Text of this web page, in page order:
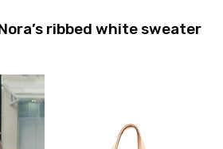
Nora’s ribbed white sweater